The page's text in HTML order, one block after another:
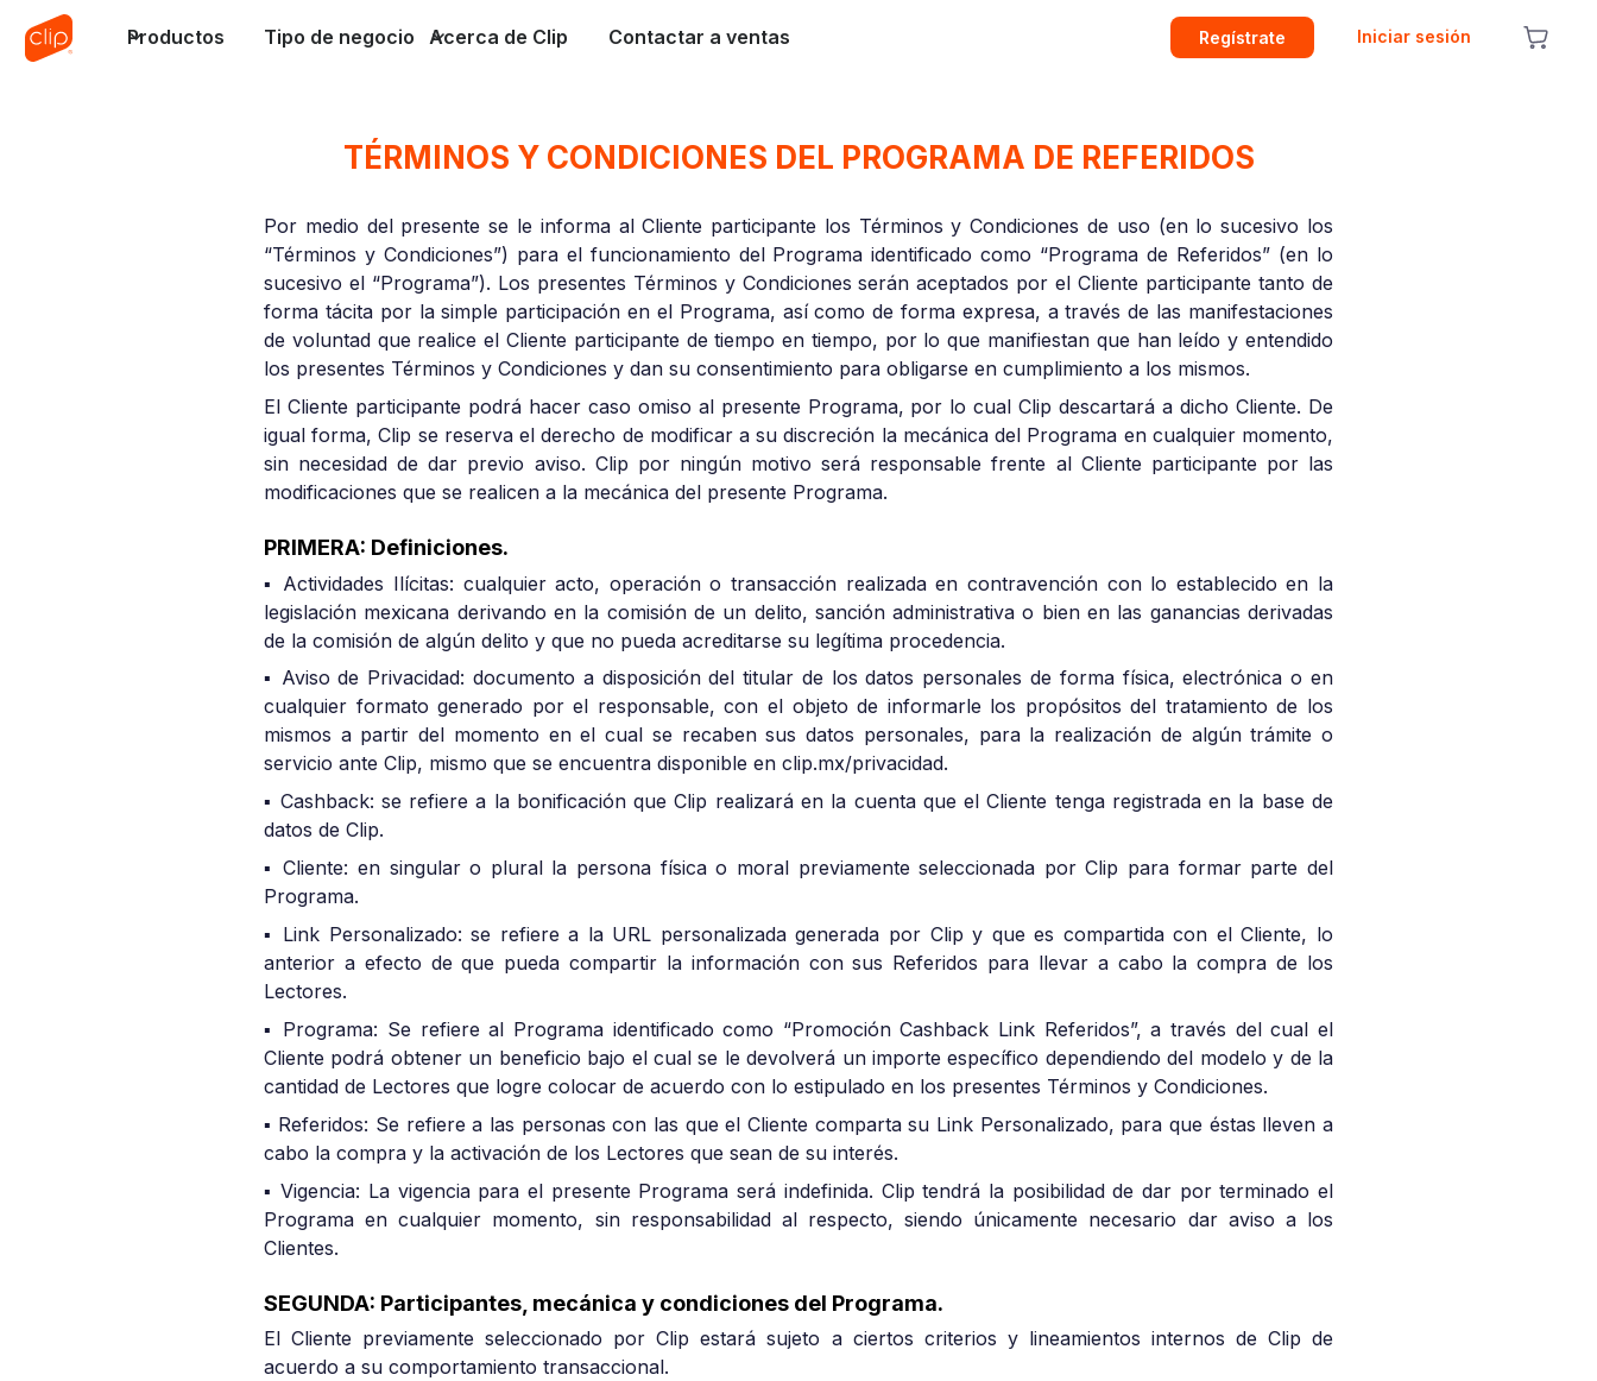
Productos Tipo de negocio Acerca de Clip Contactar a ventas Regístrate Iniciar sesión
TÉRMINOS Y CONDICIONES DEL PROGRAMA DE REFERIDOS
Por medio del presente se le informa al Cliente participante los Términos y Condiciones de uso (en lo sucesivo los
“Términos y Condiciones”) para el funcionamiento del Programa identificado como “Programa de Referidos” (en lo
sucesivo el “Programa”). Los presentes Términos y Condiciones serán aceptados por el Cliente participante tanto de
forma tácita por la simple participación en el Programa, así como de forma expresa, a través de las manifestaciones
de voluntad que realice el Cliente participante de tiempo en tiempo, por lo que manifiestan que han leído y entendido
los presentes Términos y Condiciones y dan su consentimiento para obligarse en cumplimiento a los mismos.
El Cliente participante podrá hacer caso omiso al presente Programa, por lo cual Clip descartará a dicho Cliente. De
igual forma, Clip se reserva el derecho de modificar a su discreción la mecánica del Programa en cualquier momento,
sin necesidad de dar previo aviso. Clip por ningún motivo será responsable frente al Cliente participante por las
modificaciones que se realicen a la mecánica del presente Programa.
PRIMERA: Definiciones.
▪ Actividades Ilícitas: cualquier acto, operación o transacción realizada en contravención con lo establecido en la
legislación mexicana derivando en la comisión de un delito, sanción administrativa o bien en las ganancias derivadas
de la comisión de algún delito y que no pueda acreditarse su legítima procedencia.
▪ Aviso de Privacidad: documento a disposición del titular de los datos personales de forma física, electrónica o en
cualquier formato generado por el responsable, con el objeto de informarle los propósitos del tratamiento de los
mismos a partir del momento en el cual se recaben sus datos personales, para la realización de algún trámite o
servicio ante Clip, mismo que se encuentra disponible en clip.mx/privacidad.
▪ Cashback: se refiere a la bonificación que Clip realizará en la cuenta que el Cliente tenga registrada en la base de
datos de Clip.
▪ Cliente: en singular o plural la persona física o moral previamente seleccionada por Clip para formar parte del
Programa.
▪ Link Personalizado: se refiere a la URL personalizada generada por Clip y que es compartida con el Cliente, lo
anterior a efecto de que pueda compartir la información con sus Referidos para llevar a cabo la compra de los
Lectores.
▪ Programa: Se refiere al Programa identificado como “Promoción Cashback Link Referidos”, a través del cual el
Cliente podrá obtener un beneficio bajo el cual se le devolverá un importe específico dependiendo del modelo y de la
cantidad de Lectores que logre colocar de acuerdo con lo estipulado en los presentes Términos y Condiciones.
▪ Referidos: Se refiere a las personas con las que el Cliente comparta su Link Personalizado, para que éstas lleven a
cabo la compra y la activación de los Lectores que sean de su interés.
▪ Vigencia: La vigencia para el presente Programa será indefinida. Clip tendrá la posibilidad de dar por terminado el
Programa en cualquier momento, sin responsabilidad al respecto, siendo únicamente necesario dar aviso a los
Clientes.
SEGUNDA: Participantes, mecánica y condiciones del Programa.
El Cliente previamente seleccionado por Clip estará sujeto a ciertos criterios y lineamientos internos de Clip de
acuerdo a su comportamiento transaccional.